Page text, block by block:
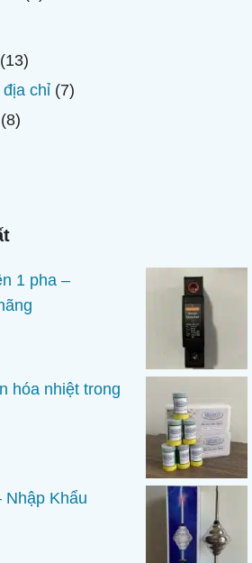
sản
phẩm
1313
sản
chỉ 77
88
1 pha –
hóa nhiệt trong
Nhập Khẩu